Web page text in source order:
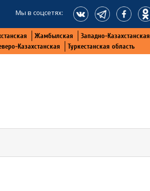
Мы в соцсетях:
Жамбылская
Западно-Казахстанская
Казахстанская Туркестанская область